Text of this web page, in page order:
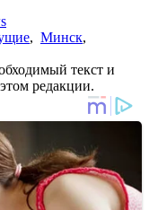
, Минск,
текст и
редакции.